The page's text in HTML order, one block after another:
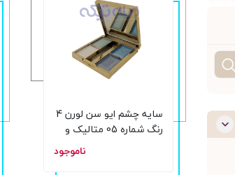
سایه چشم ایو سن لورن 4
رنگ شماره 05 متالیک و
ناموجود